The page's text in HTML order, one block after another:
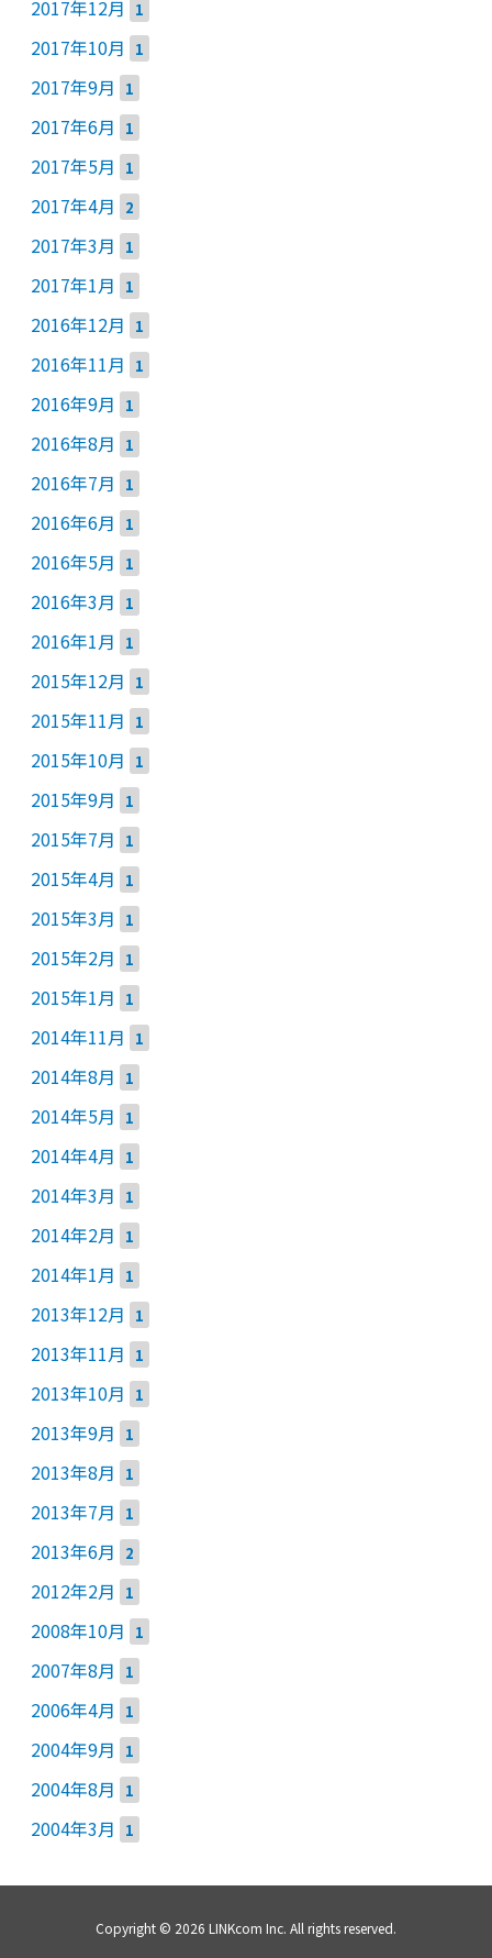
2017年12月 1
2017年10月 1
2017年9月 1
2017年6月 1
2017年5月 1
2017年4月 2
2017年3月 1
2017年1月 1
2016年12月 1
2016年11月 1
2016年9月 1
2016年8月 1
2016年7月 1
2016年6月 1
2016年5月 1
2016年3月 1
2016年1月 1
2015年12月 1
2015年11月 1
2015年10月 1
2015年9月 1
2015年7月 1
2015年4月 1
2015年3月 1
2015年2月 1
2015年1月 1
2014年11月 1
2014年8月 1
2014年5月 1
2014年4月 1
2014年3月 1
2014年2月 1
2014年1月 1
2013年12月 1
2013年11月 1
2013年10月 1
2013年9月 1
2013年8月 1
2013年7月 1
2013年6月 2
2012年2月 1
2008年10月 1
2007年8月 1
2006年4月 1
2004年9月 1
2004年8月 1
2004年3月 1
Copyright © 2026 LINKcom Inc. All rights reserved.